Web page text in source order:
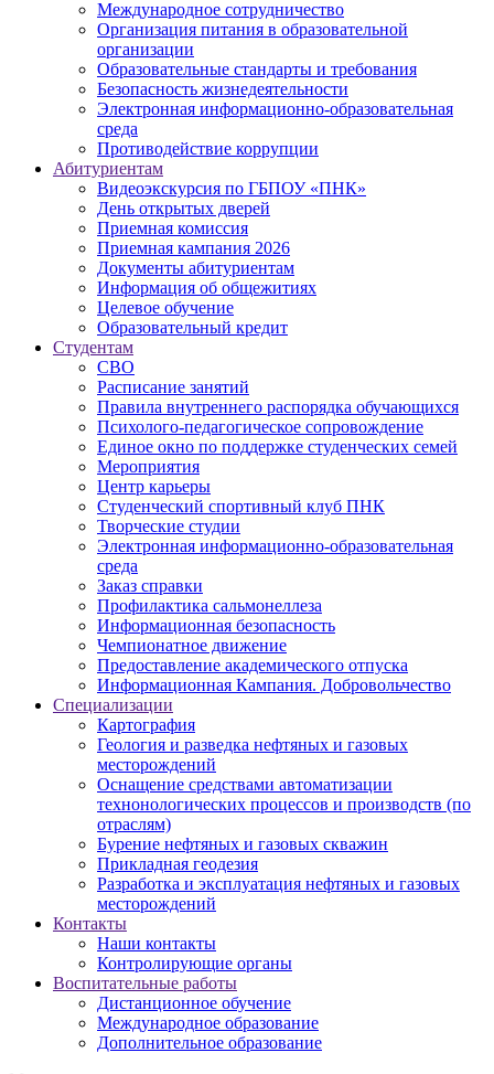
Международное сотрудничество
Организация питания в образовательной
организации
Образовательные стандарты и требования
Безопасность жизнедеятельности
Электронная информационно-образовательная
среда
Противодействие коррупции
Абитуриентам
Видеоэкскурсия по ГБПОУ «ПНК»
День открытых дверей
Приемная комиссия
Приемная кампания 2026
Дoкументы абитуриентам
Информация об общежитиях
Целевое обучение
Образовательный кредит
Студентам
СВО
Расписание занятий
Правила внутреннего распорядка обучающихся
Психолого-педагогическое сопровождение
Единое окно по поддержке студенческих семей
Мероприятия
Центр карьеры
Студенческий спортивный клуб ПНК
Творческие студии
Электронная информационно-образовательная
среда
Заказ справки
Профилактика сальмонеллеза
Информационная безопасность
Чемпионатное движение
Предоставление академического отпуска
Информационная Кампания. Добровольчество
Специализации
Картография
Геология и разведка нефтяных и газовых
месторождений
Оснащение средствами автоматизации
технонологических процессов и производств (по
отраслям)
Бурение нефтяных и газовых скважин
Прикладная геодезия
Разработка и эксплуатация нефтяных и газовых
месторождений
Контакты
Наши контакты
Контролирующие органы
Воспитательные работы
Дистанционное обучение
Международное образование
Дополнительное образование